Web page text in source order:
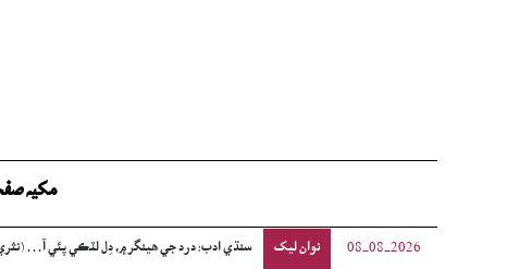
مکيہ
08-08-2026 نوان ليک سنڌي ادب: درد جي ھينگر ۾، دِل لٽڪي پئي آ…